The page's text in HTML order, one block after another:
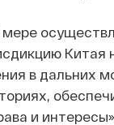
Китая
в дальних
и